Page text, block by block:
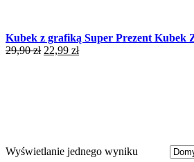
Kubek z grafiką Super Prezent Kubek
29,90zł Pierwotna
22,99 złAktualna
Wyświetlanie jednego wyniku